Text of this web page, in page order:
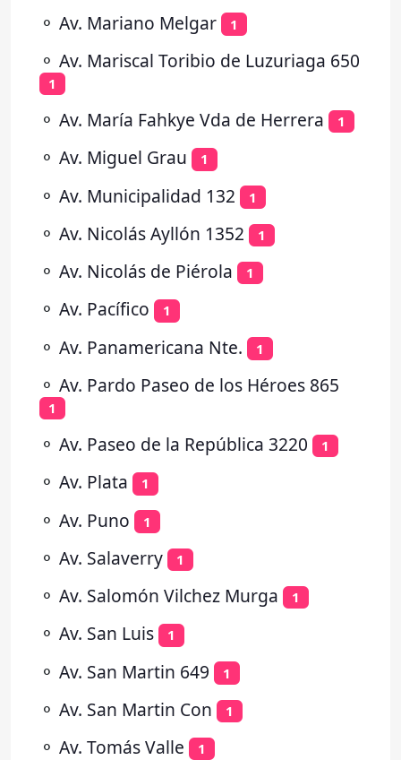
⚬ Av. Mariano Melgar 1
⚬ Av. Mariscal Toribio de Luzuriaga 650
1
⚬ Av. María Fahkye Vda de Herrera 1
⚬ Av. Miguel Grau 1
⚬ Av. Municipalidad 132 1
⚬ Av. Nicolás Ayllón 1352 1
⚬ Av. Nicolás de Piérola 1
⚬ Av. Pacífico 1
⚬ Av. Panamericana Nte. 1
⚬ Av. Pardo Paseo de los Héroes 865
1
⚬ Av. Paseo de la República 3220 1
⚬ Av. Plata 1
⚬ Av. Puno 1
⚬ Av. Salaverry 1
⚬ Av. Salomón Vilchez Murga 1
⚬ Av. San Luis 1
⚬ Av. San Martin 649 1
⚬ Av. San Martin Con 1
⚬ Av. Tomás Valle 1